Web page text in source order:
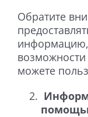
Обратите
информацию,
можете